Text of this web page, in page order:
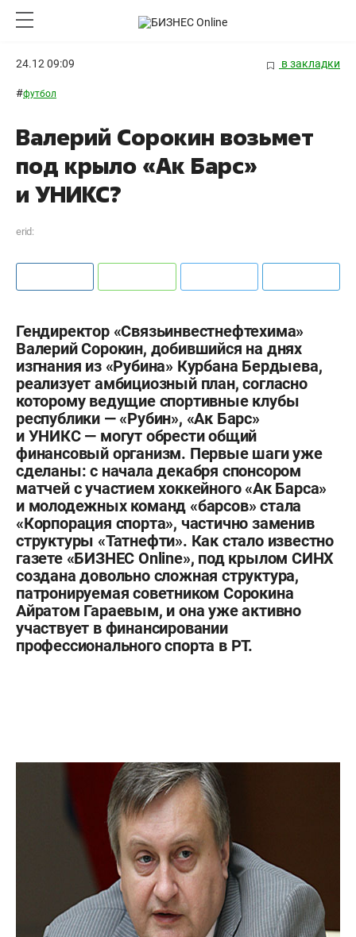
24.12 09:09 в закладки
#футбол
Валерий Сорокин возьмет
под крыло «Ак Барс»
и УНИКС?
erid:
Гендиректор «Связьинвестнефтехима»
Валерий Сорокин, добившийся на днях
изгнания из «Рубина» Курбана Бердыева,
реализует амбициозный план, согласно
которому ведущие спортивные клубы
республики — «Рубин», «Ак Барс»
и УНИКС — могут обрести общий
финансовый организм. Первые шаги уже
сделаны: с начала декабря спонсором
матчей с участием хоккейного «Ак Барса»
и молодежных команд «барсов» стала
«Корпорация спорта», частично заменив
структуры «Татнефти». Как стало известно
газете «БИЗНЕС Online», под крылом СИНХ
создана довольно сложная структура,
патронируемая советником Сорокина
Айратом Гараевым, и она уже активно
участвует в финансировании
профессионального спорта в РТ.